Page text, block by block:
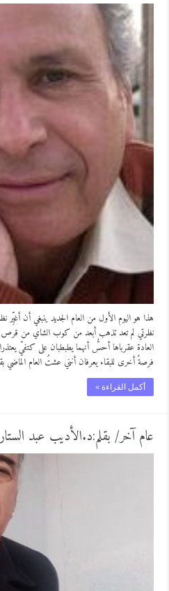
هذا هو اليوم الأول من العام الجديد ينبغي أن
نظرتي لم تعد تذهب أبعد من كوب الشاي من قرص
العادة عقرباها أحسُّ أنهما يطبطبان على كتفيّ
فرصةً أخرى للبقاء يعرفان أنني عشتُ العام الماضي
أكمل القراءة »
عام آخر/ بقلم:د.الأديب عبد